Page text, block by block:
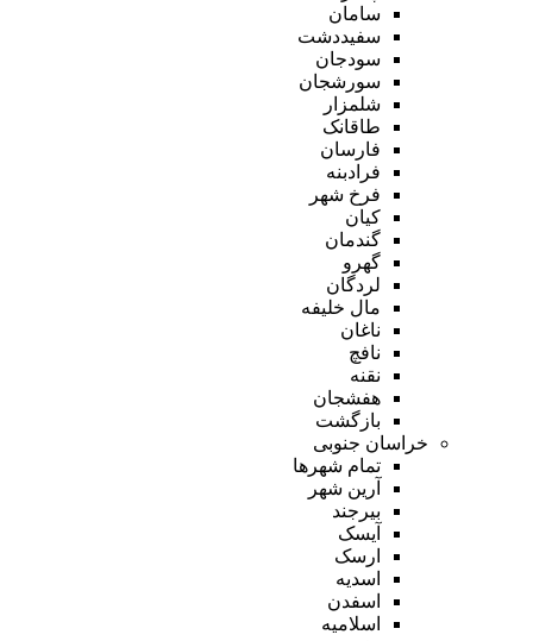
سامان
سفیددشت
سودجان
سورشجان
شلمزار
طاقانک
فارسان
فرادبنه
فرخ شهر
کیان
گندمان
گهرو
لردگان
مال خلیفه
ناغان
نافچ
نقنه
هفشجان
بازگشت
خراسان جنوبی
تمام شهر‌ها
آرین شهر
بیرجند
آیسک
ارسک
اسدیه
اسفدن
اسلامیه